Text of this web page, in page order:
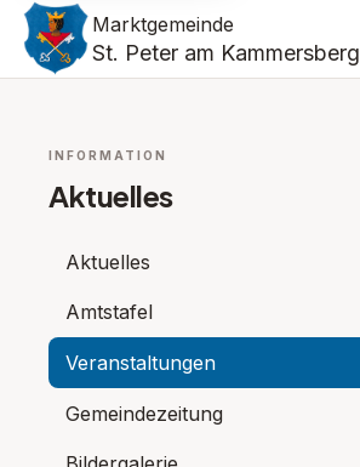
Marktgemeinde
St. Peter am Kammersberg
INFORMATION
Aktuelles
Aktuelles
Amtstafel
Veranstaltungen
Gemeindezeitung